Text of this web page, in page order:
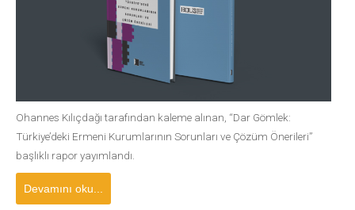
Ohannes Kılıçdağı tarafından kaleme alınan, “Dar Gömlek:
Türkiye’deki Ermeni Kurumlarının Sorunları ve Çözüm Önerileri”
başlıklı rapor yayımlandı.
Devamını oku...